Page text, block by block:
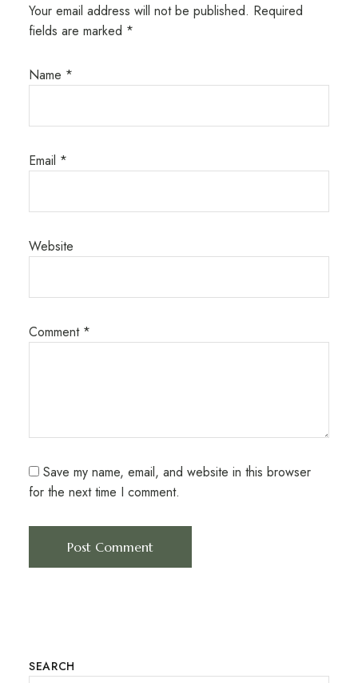
Your email address will not be published. Required
fields are marked *
Name *
Email *
Website
Comment *
Save my name, email, and website in this browser
for the next time I comment.
SEARCH